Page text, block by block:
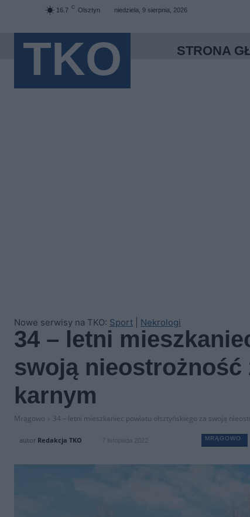
16.7 C Olsztyn niedziela, 9 sierpnia, 2026
TKO STRONA
Nowe serwisy na TKO: Sport Nekrologi
34 – letni
swoją nieostrożność
karnym
Mrągowo 34 – letni mieszkaniec powiatu olsztyńskiego za swoją
autor Redakcja TKO 7 listopada 2022 MRĄGOWO